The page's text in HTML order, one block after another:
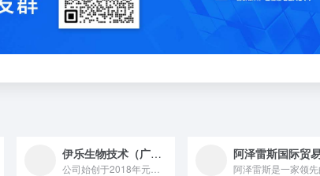
伊乐生物技术（广东）有限公司